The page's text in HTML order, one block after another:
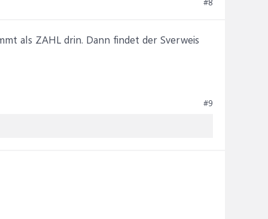
als ZAHL drin. Dann findet der Sverweis
#9